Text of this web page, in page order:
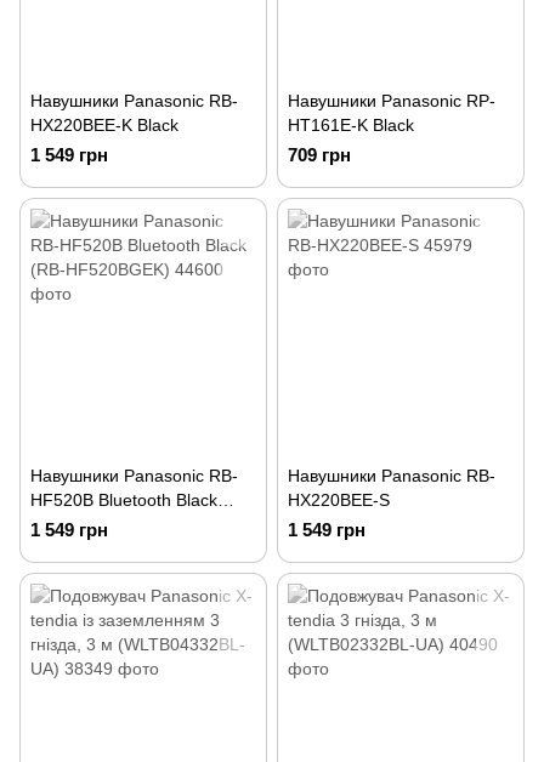
Навушники Panasonic RB-
HX220BEE-K Black
1 549 грн
Навушники Panasonic RP-
HT161E-K Black
709 грн
Навушники Panasonic RB-
HF520B Bluetooth Black
(RB-HF520BGEK)
1 549 грн
Навушники Panasonic RB-
HX220BEE-S
1 549 грн